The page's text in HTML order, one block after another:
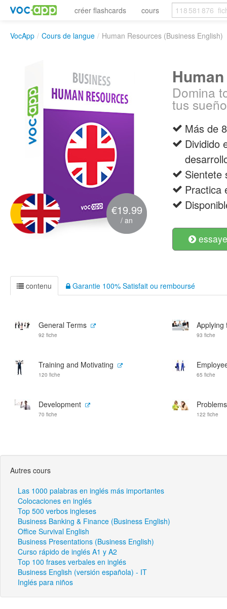
créer flashcards cours
VocApp / Cours de langue / Human Resources (Business English)
€19.99
/ an
Domina
tus
Más de
Dividido
Sientete
Practica
contenu Garantie 100% Satisfait ou remboursé
General Terms
92 fiche
Applying
93 fiche
Training and Motivating
120 fiche 65 fiche
Development
70 fiche 122 fiche
Autres cours
Las 1000 palabras en inglés más importantes
Colocaciones en inglés
Top 500 verbos ingleses
Business Banking & Finance (Business English)
Office Survival English
Business Presentations (Business English)
Curso rápido de inglés A1 y A2
Top 100 frases verbales en inglés
Business English (versión española) - IT
Inglés para niños